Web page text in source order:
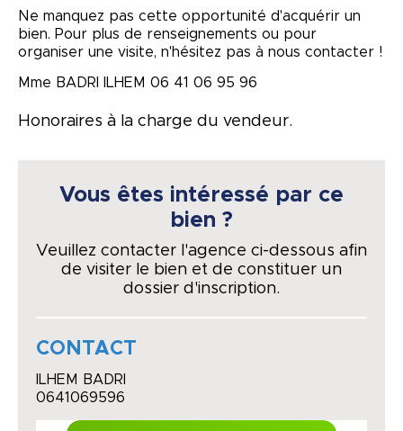
Ne manquez pas cette opportunité d'acquérir un
bien. Pour plus de renseignements ou pour
organiser une visite, n'hésitez pas à nous contacter !
Mme BADRI ILHEM 06 41 06 95 96
Honoraires à la charge du vendeur.
Vous êtes intéressé par ce
bien ?
Veuillez contacter l'agence ci-dessous afin
de visiter le bien et de constituer un
dossier d'inscription.
CONTACT
ILHEM BADRI
0641069596